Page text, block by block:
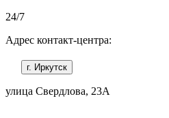
24/7
Адрес контакт-центра:
г. Иркутск
улица Свердлова, 23А